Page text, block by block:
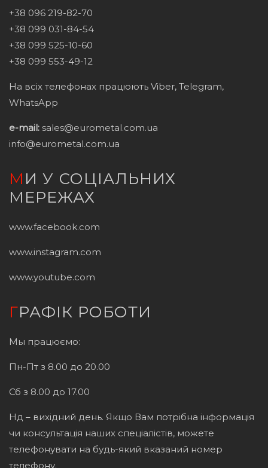
+38 096 219-82-70
+38 099 031-84-54
+38 099 525-10-60
+38 099 553-49-12
На всіх телефонах працюють Viber, Telegram,
WhatsApp
e-mail: sales@eurometal.com.ua
info@eurometal.com.ua
МИ У СОЦІАЛЬНИХ
МЕРЕЖАХ
www.facebook.com
www.instagram.com
www.youtube.com
ГРАФІК РОБОТИ
Мы працюємо:
Пн-Пт з 8.00 до 20.00
Сб з 8.00 до 17.00
Нд – вихідний день. Якщо Вам потрібна інформація
чи консультація наших спеціалістів, можете
телефонувати на будь-який вказаний номер
телефону.